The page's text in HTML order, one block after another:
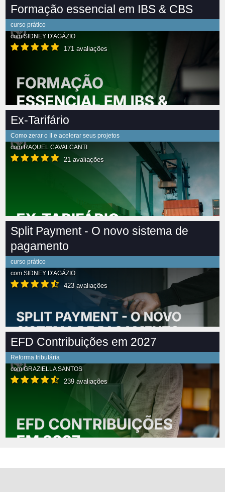
Formação essencial em IBS & CBS
curso prático
comSIDNEY D'AGÁZIO
171 avaliações
Ex-Tarifário
Como zerar o II e acelerar seus projetos
comRAQUEL CAVALCANTI
21 avaliações
Split Payment - O novo sistema de
pagamento
curso prático
com SIDNEY D'AGÁZIO
423 avaliações
EFD Contribuições em 2027
Reforma tributária
comGRAZIELLA SANTOS
239 avaliações